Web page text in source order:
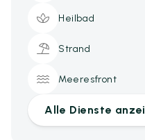
Heilbad
Strand
Meeresfront
Alle Dienste